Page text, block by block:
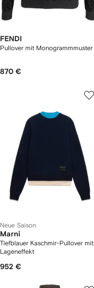
FENDI
Pullover mit Monogrammmuster
870 €
Neue Saison
Marni
Tiefblauer Kaschmir-Pullover mit
Lageneffekt
952 €